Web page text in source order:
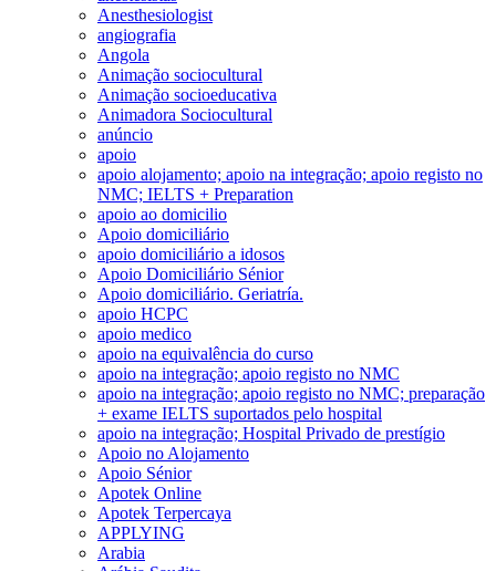
Anesthesiologist
angiografia
Angola
Animação sociocultural
Animação socioeducativa
Animadora Sociocultural
anúncio
apoio
apoio alojamento; apoio na integração; apoio registo no
NMC; IELTS + Preparation
apoio ao domicilio
Apoio domiciliário
apoio domiciliário a idosos
Apoio Domiciliário Sénior
Apoio domiciliário. Geriatría.
apoio HCPC
apoio medico
apoio na equivalência do curso
apoio na integração; apoio registo no NMC
apoio na integração; apoio registo no NMC; preparação
+ exame IELTS suportados pelo hospital
apoio na integração; Hospital Privado de prestígio
Apoio no Alojamento
Apoio Sénior
Apotek Online
Apotek Terpercaya
APPLYING
Arabia